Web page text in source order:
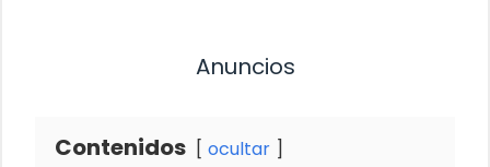
Anuncios
Contenidos ocultar